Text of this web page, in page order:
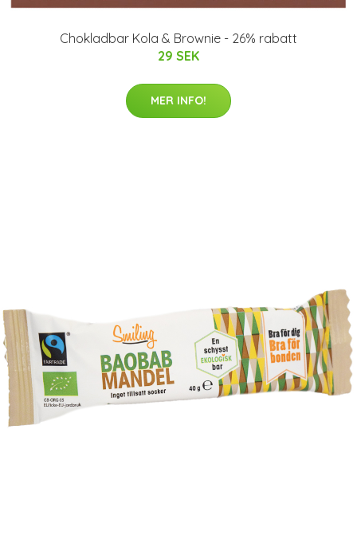
Chokladbar Kola & Brownie - 26% rabatt
29 SEK
MER INFO!